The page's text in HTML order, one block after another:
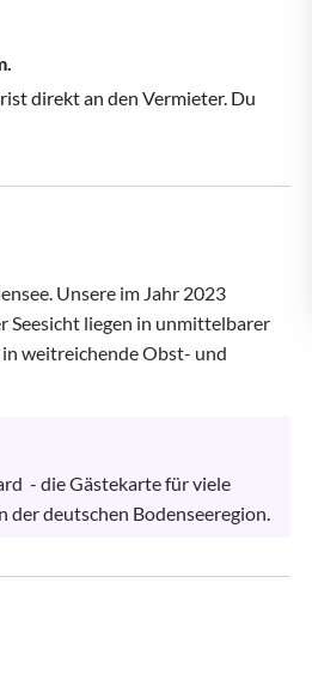
direkt an den Vermieter. Du
Unsere im Jahr 2023
liegen in unmittelbarer
weitreichende Obst- und
- die Gästekarte für viele
der deutschen Bodenseeregion.